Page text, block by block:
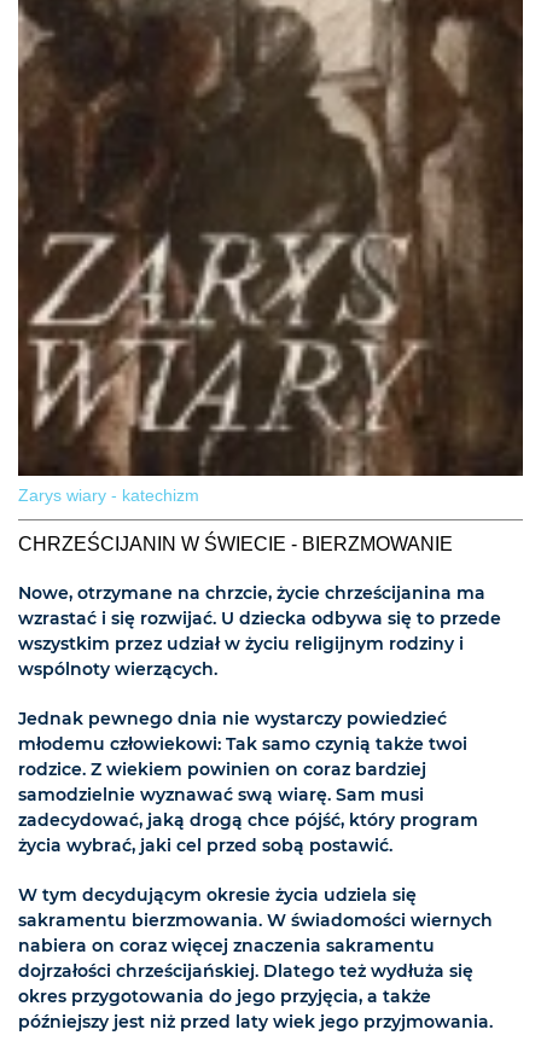
Zarys wiary - katechizm
CHRZEŚCIJANIN W ŚWIECIE - BIERZMOWANIE
Nowe, otrzymane na chrzcie, życie chrześcijanina ma
wzrastać i się rozwijać. U dziecka odbywa się to przede
wszystkim przez udział w życiu religijnym rodziny i
wspólnoty wierzących.
Jednak pewnego dnia nie wystarczy powiedzieć
młodemu człowiekowi: Tak samo czynią także twoi
rodzice. Z wiekiem powinien on coraz bardziej
samodzielnie wyznawać swą wiarę. Sam musi
zadecydować, jaką drogą chce pójść, który program
życia wybrać, jaki cel przed sobą postawić.
W tym decydującym okresie życia udziela się
sakramentu bierzmowania. W świadomości wiernych
nabiera on coraz więcej znaczenia sakramentu
dojrzałości chrześcijańskiej. Dlatego też wydłuża się
okres przygotowania do jego przyjęcia, a także
późniejszy jest niż przed laty wiek jego przyjmowania.